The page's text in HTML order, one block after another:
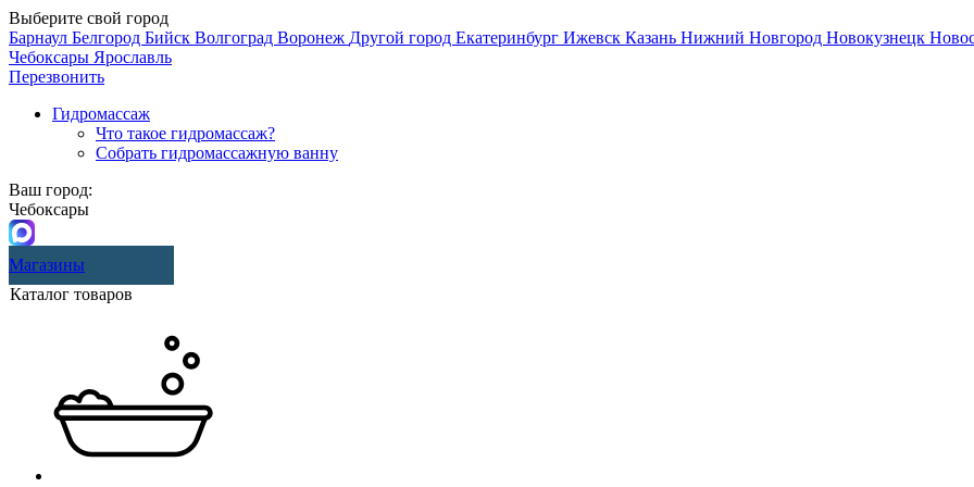
Выберите свой город
Барнаул Белгород Бийск Волгоград Воронеж Другой город Екатеринбург Ижевск Казань Нижний Новгород Новокузнецк
Чебоксары Ярославль
Перезвонить
Гидромассаж
Что такое гидромассаж?
Собрать гидромассажную ванну
Ваш город:
Чебоксары
Магазины
Каталог товаров